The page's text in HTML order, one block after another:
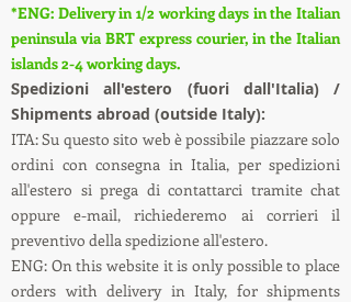
*ENG: Delivery in 1/2 working days in the Italian
peninsula via BRT express courier, in the Italian
islands 2-4 working days.
Spedizioni all'estero (fuori dall'Italia) /
Shipments abroad (outside Italy):
ITA: Su questo sito web è possibile piazzare solo
ordini con consegna in Italia, per spedizioni
all'estero si prega di contattarci tramite chat
oppure e-mail, richiederemo ai corrieri il
preventivo della spedizione all'estero.
ENG: On this website it is only possible to place
orders with delivery in Italy, for shipments